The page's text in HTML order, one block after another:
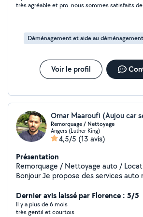
très agréable et pro. nous sommes satisfaits
Déménagement et aide au déménagement
Voir le profil
Omar Maaroufi (Aujou car
Remorquage / Nettoyage
Angers (Luther King)
4,5/5 (13 avis)
Présentation
Remorquage / Nettoyage auto /
Bonjour Je propose des services auto rapides et fiables
(panne, accident) Nettoyage intérieur & extérieur
Location d'utilitaires pour
transports Réactif, sérieux et tarifs compétitifs
Dernier avis laissé par Florence : 5/5
Il y a plus de 6 mois
très gentil et courtois